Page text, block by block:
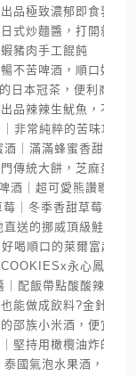
品極致濃郁即食乳酪
式炒麵醬，打開就能
豬肉手工餛飩
不苦啤酒，順口好喝
日本冠茶，便利商店
品辣辣生魷魚，不過
非常純粹的苦味巧克
｜滿滿蜂蜜香甜的酒
傳統大餅，芝麻蛋黃
酒｜超可愛熊讚聯名
｜冬季香甜草莓酒飲
直送的挪威頂級鮭魚
喝順口的萊爾富超商
永心鳳茶
｜配飯帶點酸酸辣辣
能做成飲料?金針花
邵族小米酒，便宜卻
堅持用橄欖油炸的海
泰國氣泡水果酒，淡淡